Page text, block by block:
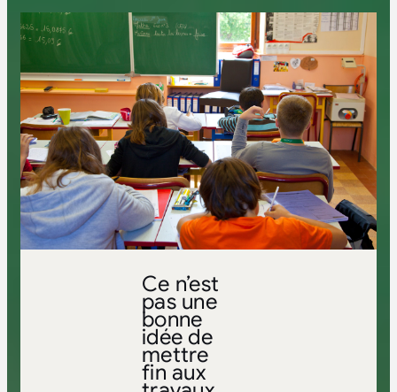
Ce n’est
pas une
bonne
idée de
mettre
fin aux